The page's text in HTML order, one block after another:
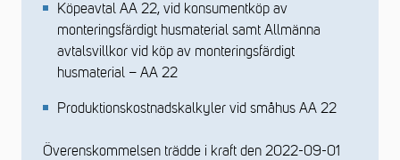
Köpeavtal AA 22, vid konsumentköp av
monteringsfärdigt husmaterial samt Allmänna
avtalsvillkor vid köp av monteringsfärdigt
husmaterial – AA 22
Produktionskostnadskalkyler vid småhus AA 22
Överenskommelsen trädde i kraft den 2022-09-01